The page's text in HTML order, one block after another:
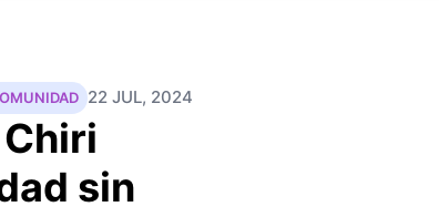
22 JUL, 2024
sin